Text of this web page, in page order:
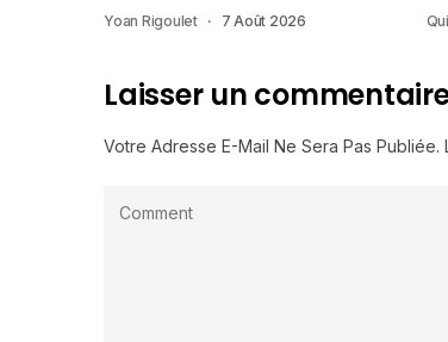
Yoan Rigoulet 7 Août 2026
Laisser un
Votre Adresse E-Mail Ne Sera Pas Publiée.